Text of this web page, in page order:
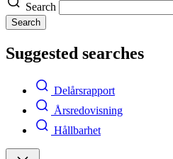
Search
Search
Suggested searches
Delårsrapport
Årsredovisning
Hållbarhet